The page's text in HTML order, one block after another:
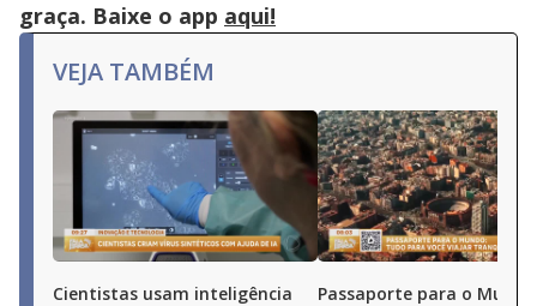
graça. Baixe o app aqui!
VEJA TAMBÉM
Cientistas usam inteligência
Passaporte para o